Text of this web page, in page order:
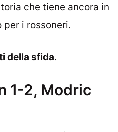
che tiene ancora in
i rossoneri.
della sfida.
1-2, Modric